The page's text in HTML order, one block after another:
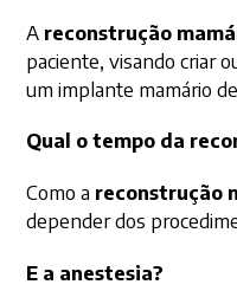
A reconstrução
paciente, visando criar
um implante mamário
Qual o tempo da
Como a reconstrução
depender dos
E a anestesia?